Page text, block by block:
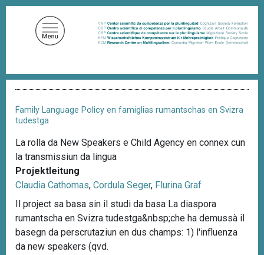
D
a
d
v
i
g
t
i
n
Family Language Policy en famiglias rumantschas en Svizra
tudestga
La rolla da New Speakers e Child Agency en connex cun
la transmissiun da lingua
Projektleitung
Claudia Cathomas, Cordula Seger, Flurina Graf
Il project sa basa sin il studi da basa La diaspora
rumantscha en Svizra tudestga&nbsp;che ha demussà il
basegn da perscrutaziun en dus champs: 1) l'influenza
da new speakers (qvd.